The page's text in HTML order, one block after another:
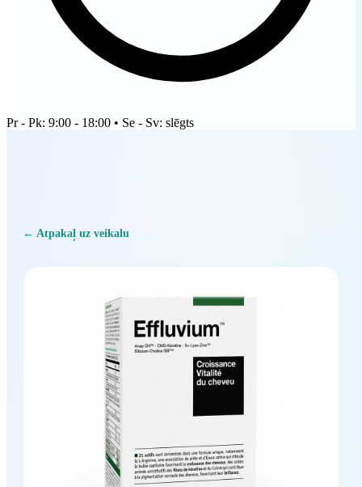
Pr - Pk: 9:00 - 18:00 • Se - Sv: slēgts
← Atpakaļ uz veikalu